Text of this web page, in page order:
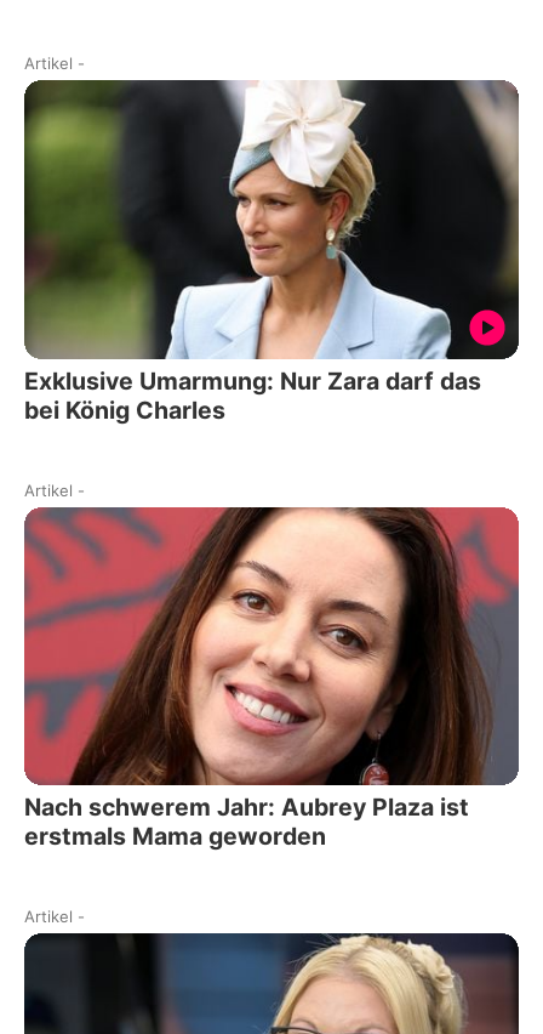
Artikel -
Exklusive Umarmung: Nur Zara darf das
bei König Charles
Artikel -
Nach schwerem Jahr: Aubrey Plaza ist
erstmals Mama geworden
Artikel -